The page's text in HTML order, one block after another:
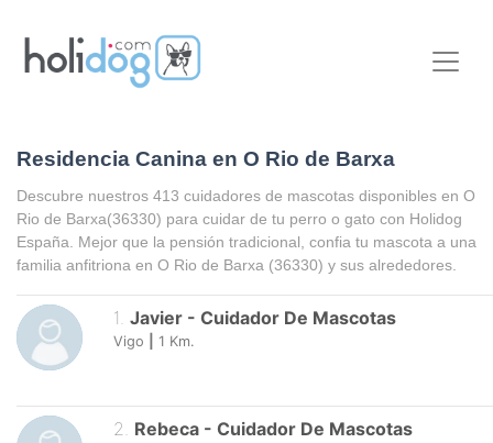
Residencia Canina en O Rio de Barxa
Descubre nuestros 413 cuidadores de mascotas disponibles en O
Rio de Barxa(36330) para cuidar de tu perro o gato con Holidog
España. Mejor que la pensión tradicional, confia tu mascota a una
familia anfitriona en O Rio de Barxa (36330) y sus alrededores.
1 Javier - Cuidador De Mascotas
Vigo 1 Km.
2. Rebeca - Cuidador De Mascotas